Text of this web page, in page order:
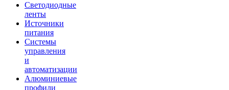
Светодиодные
ленты
Источники
питания
Системы
управления
и
автоматизации
Алюминиевые
профили